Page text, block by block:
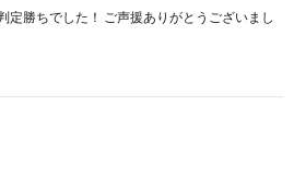
定勝ちでした！ ご声援ありがとうございまし